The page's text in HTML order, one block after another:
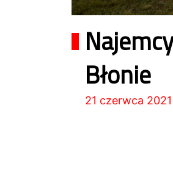
Błonie
21 czerwca 2021